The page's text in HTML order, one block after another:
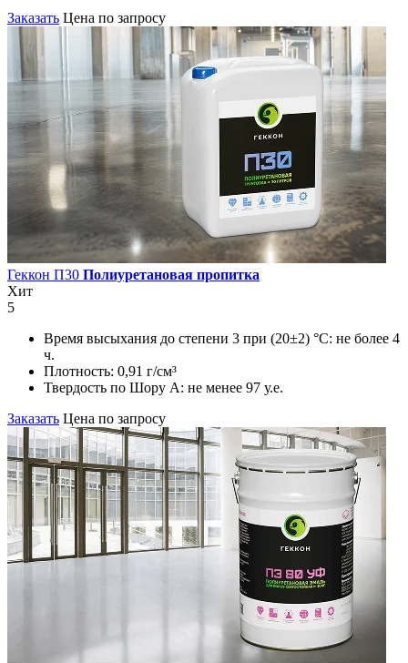
Заказать Цена по запросу
Геккон П30 Полиуретановая пропитка
Хит
5
Время высыхания до степени 3 при (20±2) °С: не более 4
ч.
Плотность: 0,91 г/см³
Твердость по Шору А: не менее 97 у.е.
Заказать Цена по запросу